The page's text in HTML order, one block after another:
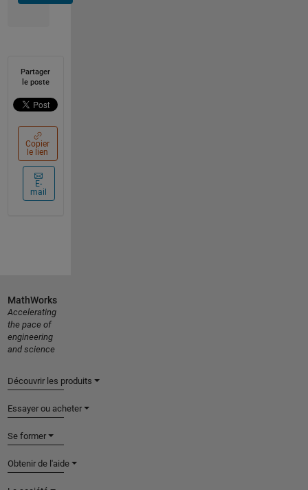
Partager
le poste
Copier
le lien
E-
mail
MathWorks
Accelerating
the pace of
engineering
and science
Découvrir les produits
Essayer ou acheter
Se former
Obtenir de l'aide